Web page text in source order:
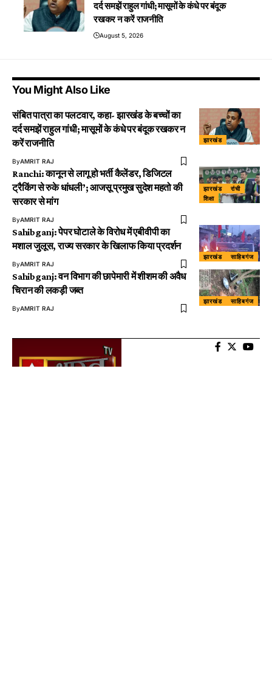
दर्द समझें राहुल गांधी; मासूमों के कंधे पर बंदूक
रखकर न करें राजनीति
August 5, 2026
You Might Also Like
झारखंड
संबित पात्रा का पलटवार, कहा- झारखंड के बच्चों का
दर्द समझें राहुल गांधी; मासूमों के कंधे पर बंदूक रखकर न
करें राजनीति
ByAMRIT RAJ
झारखंड
रांची
शिक्षा
Ranchi: कानून से लागू हो भर्ती कैलेंडर, डिजिटल
ट्रैकिंग से रुके धांधली’; आजसू प्रमुख सुदेश महतो की
सरकार से मांग
ByAMRIT RAJ
झारखंड साहिबगंज
Sahibganj: पेपर घोटाले के विरोध में एबीवीपी का
मशाल जुलूस, राज्य सरकार के खिलाफ किया प्रदर्शन
ByAMRIT RAJ
झारखंड साहिबगंज
Sahibganj: वन विभाग की छापेमारी में शीशम की अवैध
चिरान की लकड़ी जब्त
ByAMRIT RAJ